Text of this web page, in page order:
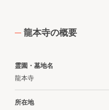
龍本寺の概要
霊園・墓地名
龍本寺
所在地